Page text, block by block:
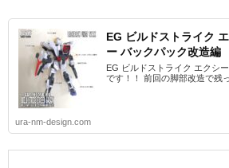
EG ビルドストライク
ー バックパック改造編
EG ビルドストライク エクシ
です！！ 前回の脚部改造で残
ura-nm-design.com